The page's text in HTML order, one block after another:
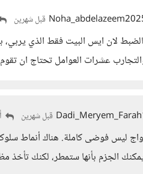
قبل شهرين
لان ايس البيت فقط الذي يربي،
عشرات العوامل تحتاج ان
قبل شهرين
ليس فوضى كاملة. هناك أنماط
الجزم بأنها ستمطر، لكنك تأخذ